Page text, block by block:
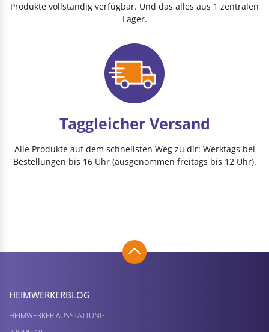
Produkte vollständig verfügbar. Und das alles aus 1 zentralen
Lager.
Taggleicher Versand
Alle Produkte auf dem schnellsten Weg zu dir: Werktags bei
Bestellungen bis 16 Uhr (ausgenommen freitags bis 12 Uhr).
HEIMWERKER­BLOG
HEIMWERKER AUSSTATTUNG